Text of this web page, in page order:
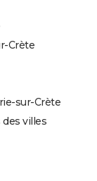
Crète
sur-Crète
villes